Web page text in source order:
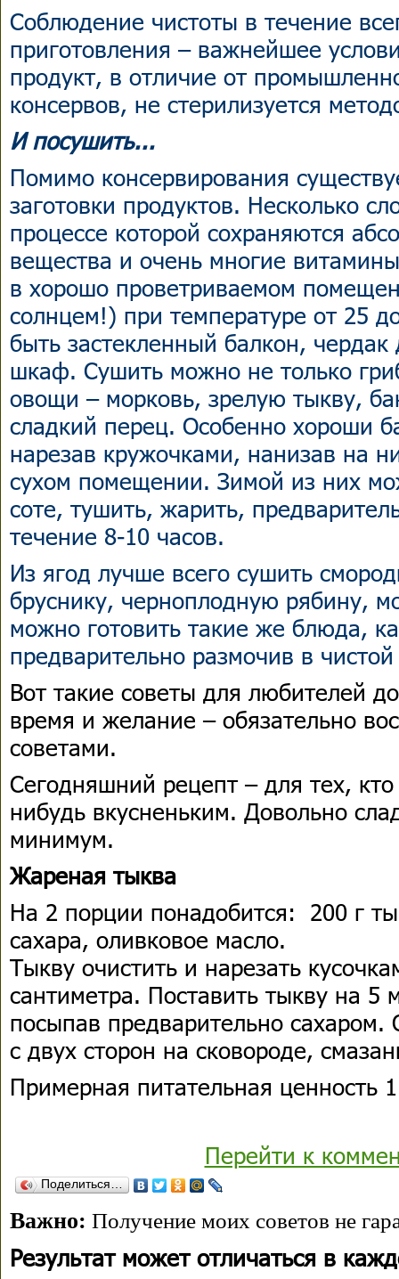
Соблюдение чистоты в течение
приготовления – важнейшее
продукт, в отличие от
консервов, не стерилизуется
И посушить...
Помимо консервирования
заготовки продуктов. Несколько
процессе которой сохраняются
вещества и очень многие
в хорошо проветриваемом
солнцем!) при температуре от 25
быть застекленный балкон,
шкаф. Сушить можно не только
овощи – морковь, зрелую тыкву,
сладкий перец. Особенно хороши
нарезав кружочками, нанизав на
сухом помещении. Зимой из них
соте, тушить, жарить,
течение 8-10 часов.
Из ягод лучше всего сушить
бруснику, черноплодную рябину,
можно готовить такие же блюда,
предварительно размочив в
Вот такие советы для любителей
время и желание – обязательно
советами.
Сегодняшний рецепт – для тех,
нибудь вкусненьким. Довольно
минимум.
Жареная тыква
На 2 порции понадобится: 200 г
сахара, оливковое масло.
Тыкву очистить и нарезать
сантиметра. Поставить тыкву на 5
посыпав предварительно
с двух сторон на сковороде,
Примерная питательная ценность
Перейти к
Поделиться…
Важно: Получение моих советов не
Результат может отличаться в